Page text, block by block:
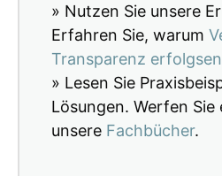
» Nutzen Sie unsere
Erfahren Sie, warum
Transparenz
» Lesen Sie
Lösungen. Werfen Sie
unsere Fachbücher.